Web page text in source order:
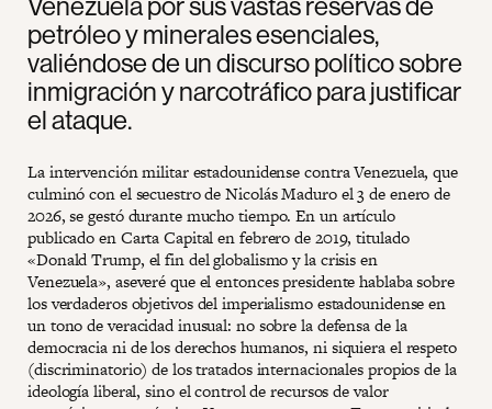
petróleo y minerales esenciales,
valiéndose de un discurso político sobre
inmigración y narcotráfico para justificar
el ataque.
La intervención militar estadounidense contra Venezuela, que
culminó con el secuestro de Nicolás Maduro el 3 de enero de
2026, se gestó durante mucho tiempo. En un artículo
publicado en Carta Capital en febrero de 2019, titulado
«Donald Trump, el fin del globalismo y la crisis en
Venezuela», aseveré que el entonces presidente hablaba sobre
los verdaderos objetivos del imperialismo estadounidense en
un tono de veracidad inusual: no sobre la defensa de la
democracia ni de los derechos humanos, ni siquiera el respeto
(discriminatorio) de los tratados internacionales propios de la
ideología liberal, sino el control de recursos de valor